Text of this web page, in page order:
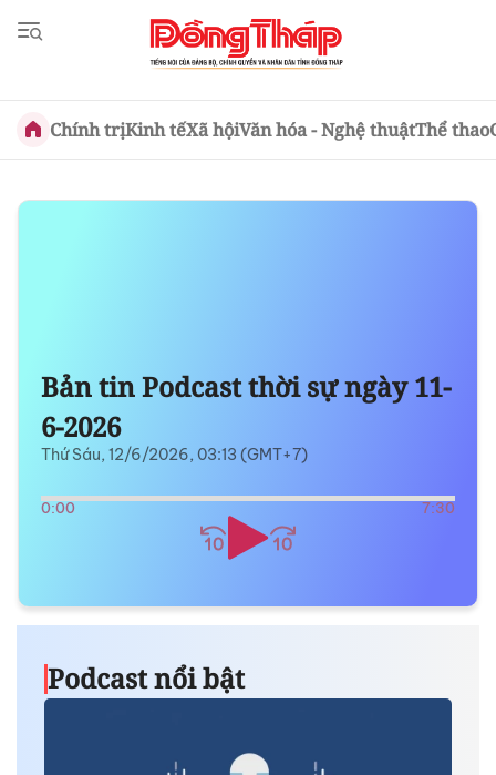
Chính trịKinh tếXã hộiVăn hóa - Nghệ thuậtThể thao
Bản tin Podcast thời sự ngày 11-
6-2026
Thứ Sáu, 12/6/2026, 03:13 (GMT+7)
0:00 7:30
Podcast nổi bật